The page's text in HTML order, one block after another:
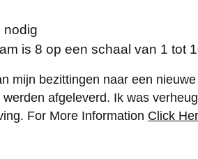
nodig
is 8 op een schaal van 1 tot
mijn bezittingen naar een
afgeleverd. Ik was
For More Information Click